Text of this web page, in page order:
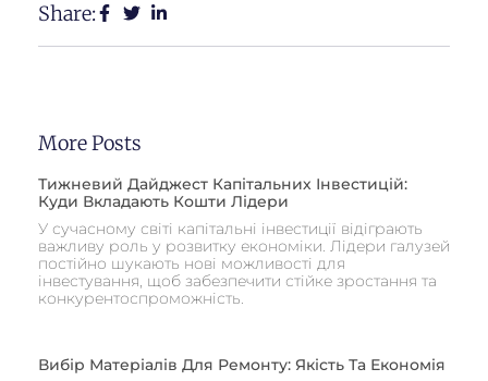
Share:
More Posts
Тижневий Дайджест Капітальних Інвестицій:
Куди Вкладають Кошти Лідери
У сучасному світі капітальні інвестиції відіграють
важливу роль у розвитку економіки. Лідери галузей
постійно шукають нові можливості для
інвестування, щоб забезпечити стійке зростання та
конкурентоспроможність.
Вибір Матеріалів Для Ремонту: Якість Та Економія